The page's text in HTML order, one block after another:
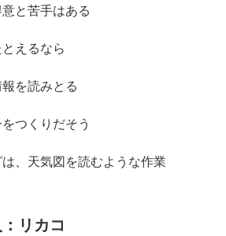
と苦手はある
えるなら
を読みとる
つくりだそう
、天気図を読むような作業
リカコ